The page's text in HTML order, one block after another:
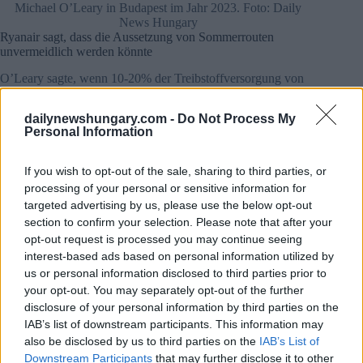
dailynewshungary.com - Do Not Process My
Personal Information
If you wish to opt-out of the sale, sharing to third parties, or
processing of your personal or sensitive information for
targeted advertising by us, please use the below opt-out
section to confirm your selection. Please note that after your
opt-out request is processed you may continue seeing
interest-based ads based on personal information utilized by
us or personal information disclosed to third parties prior to
your opt-out. You may separately opt-out of the further
disclosure of your personal information by third parties on the
IAB’s list of downstream participants. This information may
also be disclosed by us to third parties on the IAB’s List of
Downstream Participants that may further disclose it to other
Michael O’Leary in Budapest im Jahr 2023. Foto: Daily
News Hungary
Ryanair sagt, dass die Aussetzung von Sommerrouten
unvermeidlich werden könnte
O’Leary sagte, wenn 10-20% der Treibstoffversorgung von
Ryanair zwischen Juni und August unsicher wird, könnte die
andere Wahl haben, als ausgewählte Strecken auszusetzen.
gibt, wo einige Flughäfen Berichten zufolge keine
zusätzlichen Flugzeuge mehr aufnehmen, weil der Treibstoff
knapp ist. Lufthansa-Chef Carsten Spohr hat auch signalisiert,
dass die asiatischen Märkte die Auswirkungen wahrscheinlich
zuerst spüren werden.
Mehrere Fluggesellschaften haben bereits begonnen, ihren
Betrieb anzupassen. SAS und Vietnam Airlines haben ihre
Flüge vorübergehend eingestellt, während United Airlines
Berichten zufolge weniger profitable Strecken nicht mehr
bedient, da die Fluggesellschaften der Treibstoffeffizienz und
der Ausfallsicherheit ihres Netzwerks Vorrang einräumen.